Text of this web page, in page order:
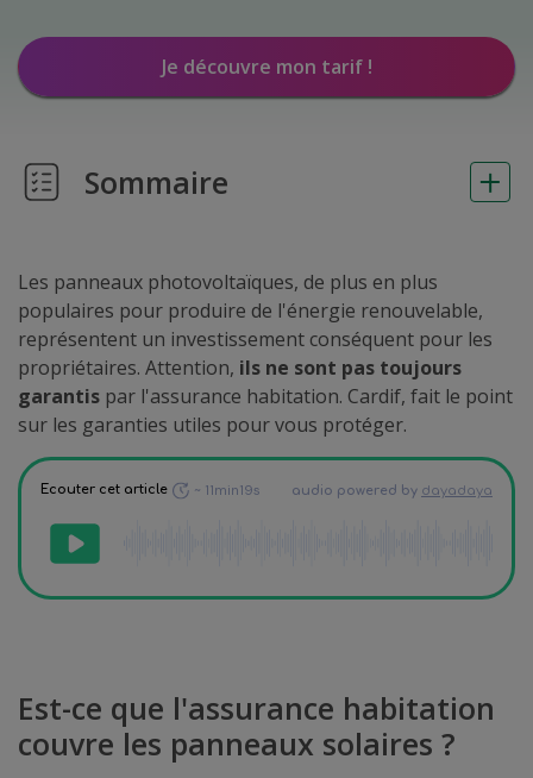
Je découvre mon tarif !
Sommaire
Les panneaux photovoltaïques, de plus en plus
populaires pour produire de l'énergie renouvelable,
représentent un investissement conséquent pour les
propriétaires. Attention, ils ne sont pas toujours
garantis par l'assurance habitation. Cardif, fait le point
sur les garanties utiles pour vous protéger.
Est-ce que l'assurance habitation
couvre les panneaux solaires ?